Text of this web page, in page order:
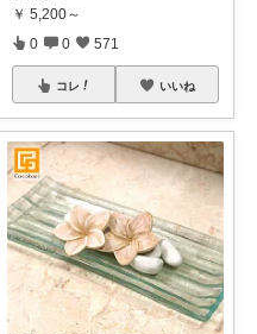
￥ 5,200～
0 0 571
コレ いいね